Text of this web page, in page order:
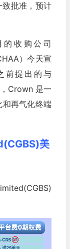
批准，预计
收购公司
）今天宣
前提出的与
Crown 是一
再气化终端
美